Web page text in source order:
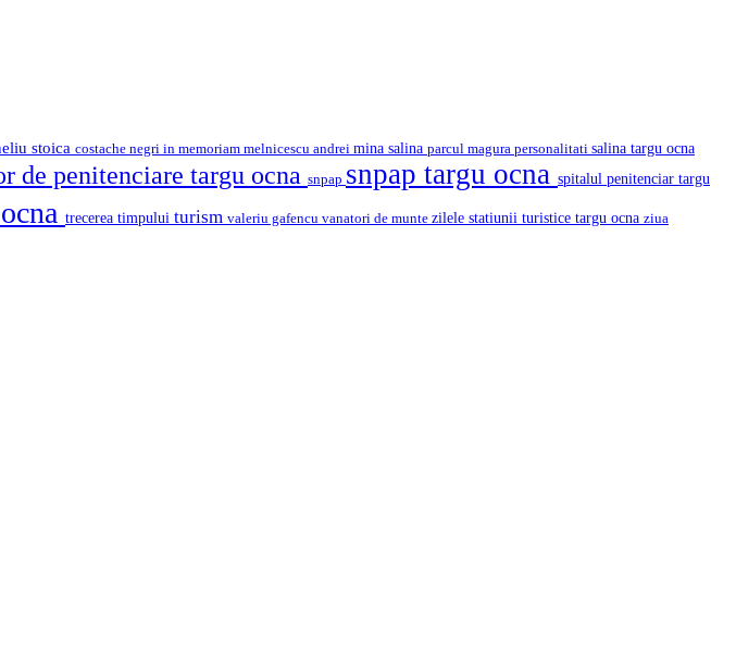
stoica costache negri in memoriam melnicescu andrei mina salina parcul magura personalitati salina targu ocna
de penitenciare targu ocna snpap snpap targu ocna spitalul penitenciar targu
trecerea timpului turism valeriu gafencu vanatori de munte zilele statiunii turistice targu ocna ziua